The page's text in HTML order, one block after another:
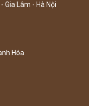
Gia Lâm - Hà Nội
Hóa